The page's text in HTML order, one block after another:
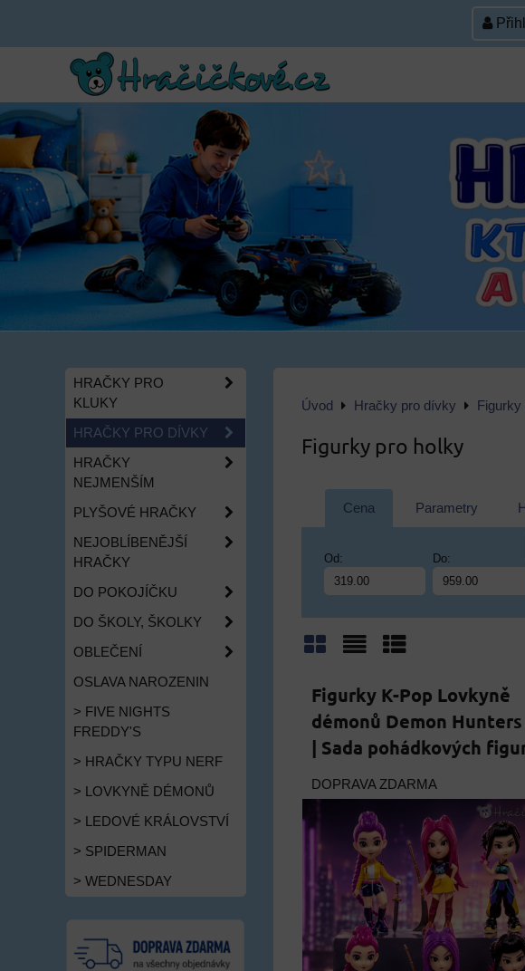
Úvod Hračky pro dívky
Figurky pro holky
Cena Parametry
Od: Do:
Figurky K-Pop Lovkyně
démonů Demon Hunters
| Sada pohádkových
DOPRAVA ZDARMA
HRAČKY PRO
KLUKY
HRAČKY PRO DÍVKY
HRAČKY
NEJMENŠÍM
PLYŠOVÉ HRAČKY
NEJOBLÍBENĚJŠÍ
HRAČKY
DO POKOJÍČKU
DO ŠKOLY, ŠKOLKY
OBLEČENÍ
OSLAVA NAROZENIN
> FIVE NIGHTS
FREDDY'S
> HRAČKY TYPU NERF
> LOVKYNĚ DÉMONŮ
> LEDOVÉ KRÁLOVSTVÍ
> SPIDERMAN
> WEDNESDAY